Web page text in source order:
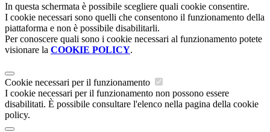
In questa schermata è possibile scegliere quali cookie consentire.
I cookie necessari sono quelli che consentono il funzionamento della
piattaforma e non è possibile disabilitarli.
Per conoscere quali sono i cookie necessari al funzionamento potete
visionare la COOKIE POLICY.
Cookie necessari per il funzionamento
I cookie necessari per il funzionamento non possono essere
disabilitati. È possibile consultare l'elenco nella pagina della cookie
policy.